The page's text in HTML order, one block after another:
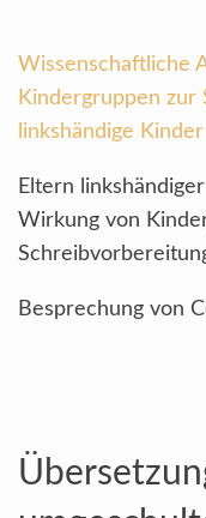
Wissenschaftliche
Kindergruppen
linkshändige Kinder
Eltern
Wirkung von
Besprechung von